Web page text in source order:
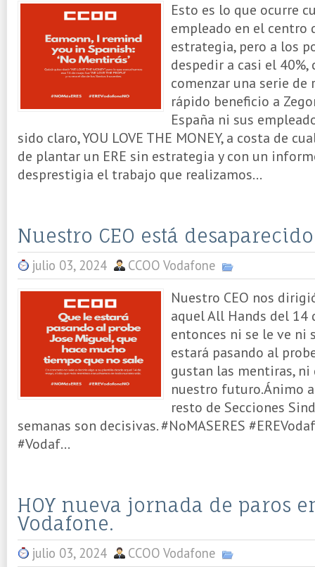
Esto es lo que ocurre
empleado en el centro
estrategia, pero a los
despedir a casi el
comenzar una serie
rápido beneficio a
España ni sus
sido claro, YOU LOVE THE MONEY, a costa de
de plantar un ERE sin estrategia y con un
desprestigia el trabajo que realizamos...
Nuestro CEO está
julio 03, 2024 CCOO Vodafone
Nuestro CEO nos
aquel All Hands del 14
entonces ni se le ve ni
estará pasando al
gustan las mentiras, ni
nuestro futuro.Ánimo
resto de Secciones
semanas son decisivas. #NoMASERES
#Vodaf...
HOY nueva jornada de paros
Vodafone.
julio 03, 2024 CCOO Vodafone